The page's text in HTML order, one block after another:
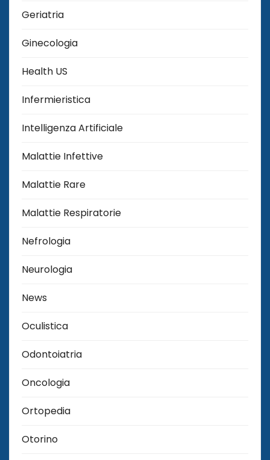
Geriatria
Ginecologia
Health US
Infermieristica
Intelligenza Artificiale
Malattie Infettive
Malattie Rare
Malattie Respiratorie
Nefrologia
Neurologia
News
Oculistica
Odontoiatria
Oncologia
Ortopedia
Otorino